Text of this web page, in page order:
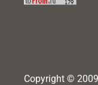
Copyright ©